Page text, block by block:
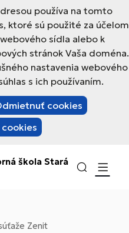
používa na tomto
ktoré sú použité za účelom
sídla alebo k
stránok Vaša doména.
nastavenia webového
s ich používaním.
cookies
škola Stará
Zenit